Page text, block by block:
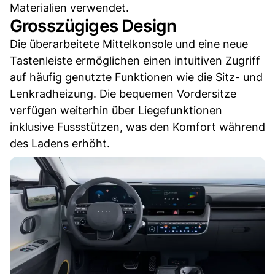
Materialien verwendet.
Grosszügiges Design
Die überarbeitete Mittelkonsole und eine neue
Tastenleiste ermöglichen einen intuitiven Zugriff
auf häufig genutzte Funktionen wie die Sitz- und
Lenkradheizung. Die bequemen Vordersitze
verfügen weiterhin über Liegefunktionen
inklusive Fussstützen, was den Komfort während
des Ladens erhöht.